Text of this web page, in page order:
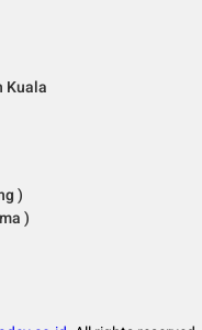
Kuala
)
)